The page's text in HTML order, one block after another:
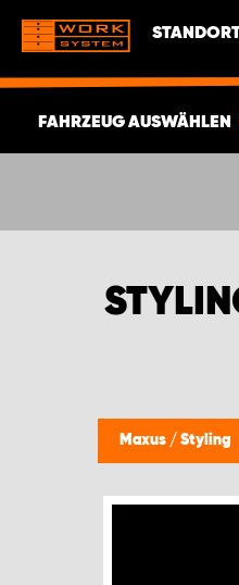
FAHRZEUG AUSWÄHLEN
ARTIKEL
Maxus / Styling